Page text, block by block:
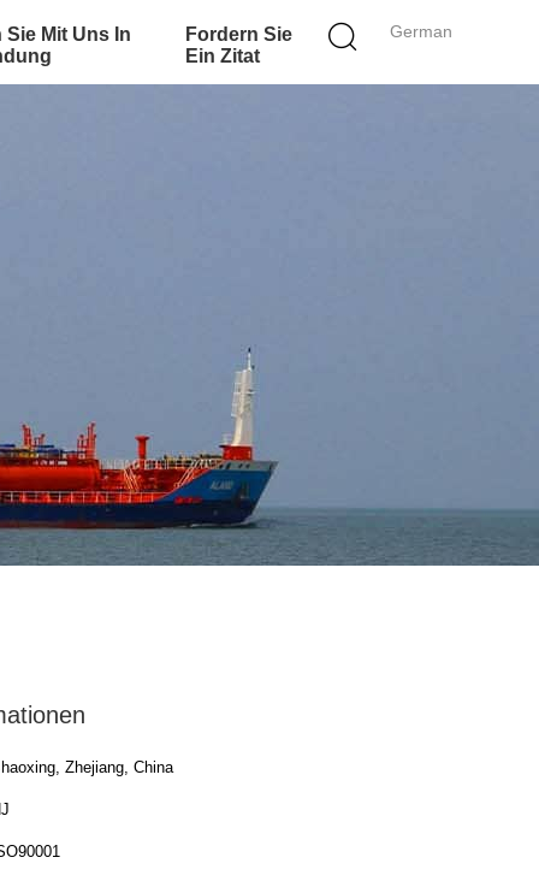
German
Sie Mit Uns In
Fordern Sie
Ein Zitat
Zhejiang, China